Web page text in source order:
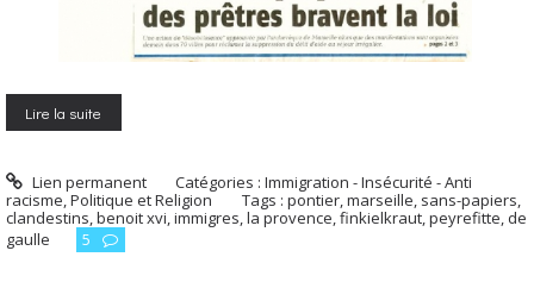
Lire la suite
Lien permanent Catégories :Immigration - Insécurité - Anti
racisme,Politique et Religion Tags : pontier,marseille, sans-papiers,
clandestins,benoit xvi,immigres,la provence,finkielkraut,peyrefitte, de
gaulle
5